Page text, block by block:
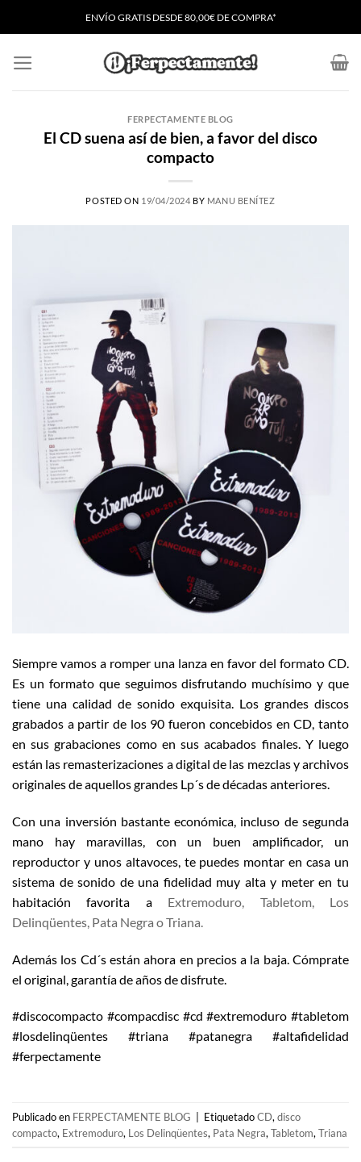
ENVÍO GRATIS DESDE 80,00€ DE COMPRA*
FERPECTAMENTE BLOG
El CD suena así de bien, a favor del disco
compacto
POSTED ON 19/04/2024 BY MANU BENÍTEZ
Siempre vamos a romper una lanza en favor del formato CD.
Es un formato que seguimos disfrutando muchísimo y que
tiene una calidad de sonido exquisita. Los grandes discos
grabados a partir de los 90 fueron concebidos en CD, tanto
en sus grabaciones como en sus acabados finales. Y luego
están las remasterizaciones a digital de las mezclas y archivos
originales de aquellos grandes Lp´s de décadas anteriores.
Con una inversión bastante económica, incluso de segunda
mano hay maravillas, con un buen amplificador, un
reproductor y unos altavoces, te puedes montar en casa un
sistema de sonido de una fidelidad muy alta y meter en tu
habitación favorita a Extremoduro, Tabletom, Los
Delinqüentes, Pata Negra o Triana.
Además los Cd´s están ahora en precios a la baja. Cómprate
el original, garantía de años de disfrute.
#discocompacto #compacdisc #cd #extremoduro #tabletom
#losdelinqüentes #triana #patanegra #altafidelidad
#ferpectamente
Publicado en FERPECTAMENTE BLOG EtiquetadoCD, disco
compacto, Extremoduro, Los Delinqüentes, Pata Negra, Tabletom, Triana